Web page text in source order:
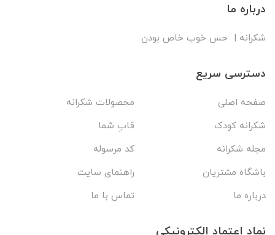
درباره ما
شکرانه | حس خوب خاص بودن
دسترسی سریع
صفحه اصلی
محصولات شکرانه
شکرانه کودک
قابِ شما
مجله شکرانه
کد مرسوله
باشگاه مشتریان
راهنمای سایت
درباره ما
تماس با ما
نماد اعتماد الکترونیکی